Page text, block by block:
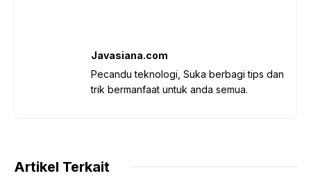
Javasiana.com
Pecandu teknologi, Suka berbagi tips dan
trik bermanfaat untuk anda semua.
Artikel Terkait